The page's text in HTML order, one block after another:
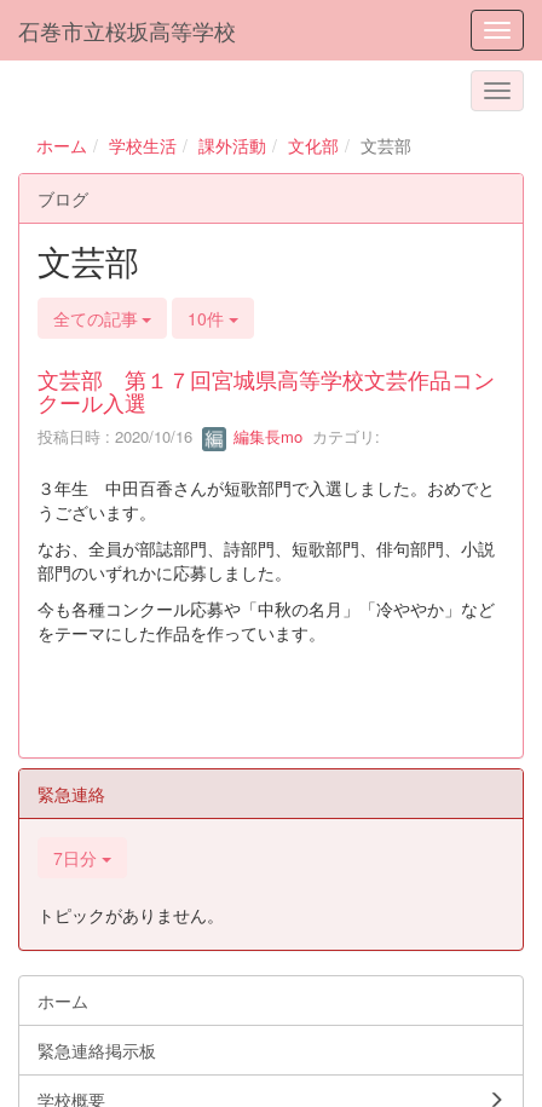
石巻市立桜坂高等学校
ホーム 学校生活 課外活動 文化部 文芸部
ブログ
文芸部
全ての記事 10件
文芸部 第１７回宮城県高等学校文芸作品コン
クール入選
投稿日時 : 2020/10/16 編集長mo カテゴリ:
３年生 中田百香さんが短歌部門で入選しました。おめでと
うございます。
なお、全員が部誌部門、詩部門、短歌部門、俳句部門、小説
部門のいずれかに応募しました。
今も各種コンクール応募や「中秋の名月」「冷ややか」など
をテーマにした作品を作っています。
緊急連絡
7日分
トピックがありません。
ホーム
緊急連絡掲示板
学校概要